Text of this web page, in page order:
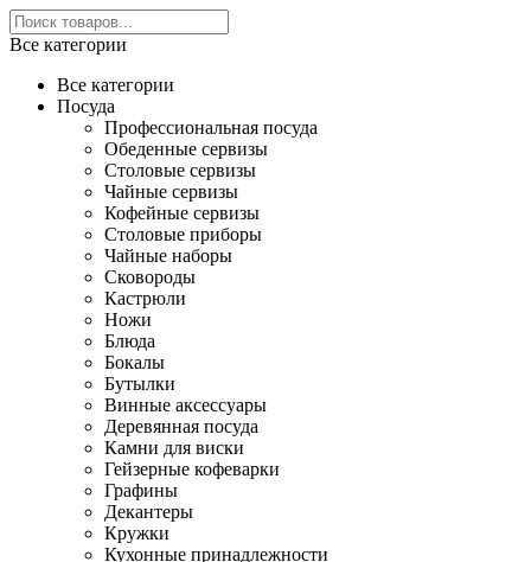
Все категории
Все категории
Посуда
Профессиональная посуда
Обеденные сервизы
Столовые сервизы
Чайные сервизы
Кофейные сервизы
Столовые приборы
Чайные наборы
Сковороды
Кастрюли
Ножи
Блюда
Бокалы
Бутылки
Винные аксессуары
Деревянная посуда
Камни для виски
Гейзерные кофеварки
Графины
Декантеры
Кружки
Кухонные принадлежности